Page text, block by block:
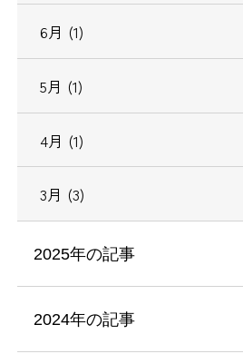
6月 (1)
5月 (1)
4月 (1)
3月 (3)
2025年の記事
2024年の記事